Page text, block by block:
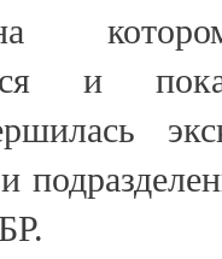
на
и